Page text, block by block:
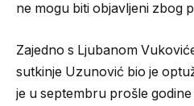
ne mogu biti objavljeni zbog
Zajedno s Ljubanom
sutkinje Uzunović bio je
je u septembru prošle